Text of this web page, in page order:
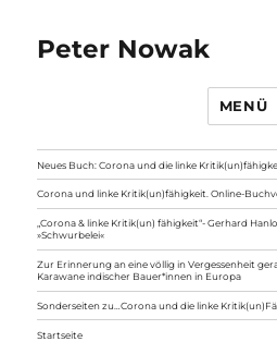
Peter Nowak
MENÜ
Neues Buch: Corona und die linke
Corona und linke Kritik(un)fähigkeit. Online-
„Corona & linke Kritik(un) fähigkeit“- Gerhard
»Schwurbelei«
Zur Erinnerung an eine völlig in Vergessenheit
Karawane indischer Bauer*innen in Europa
Sonderseiten zu…Corona und die linke
Startseite